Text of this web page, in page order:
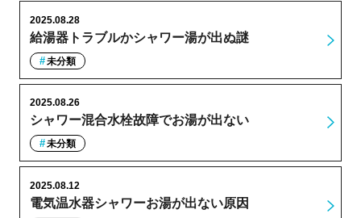
給湯器トラブルかシャワー湯が出ぬ謎
2025.08.28
未分類
シャワー混合水栓故障でお湯が出ない
2025.08.26
未分類
電気温水器シャワーお湯が出ない原因
2025.08.12